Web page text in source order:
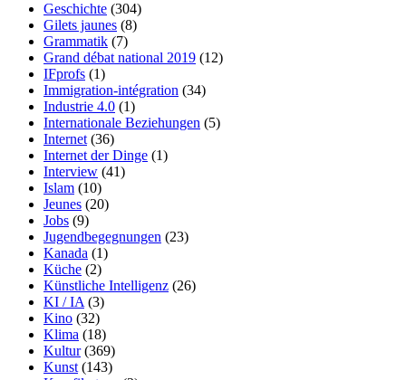
Geschichte (304)
Gilets jaunes (8)
Grammatik (7)
Grand débat national 2019 (12)
IFprofs (1)
Immigration-intégration (34)
Industrie 4.0 (1)
Internationale Beziehungen (5)
Internet (36)
Internet der Dinge (1)
Interview (41)
Islam (10)
Jeunes (20)
Jobs (9)
Jugendbegegnungen (23)
Kanada (1)
Küche (2)
Künstliche Intelligenz (26)
KI / IA (3)
Kino (32)
Klima (18)
Kultur(369)
Kunst (143)